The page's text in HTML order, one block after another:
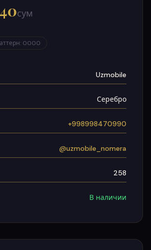
сум
: 0000
Uzmobile
Серебро
+998998470990
@uzmobile_nomera
258
В наличии